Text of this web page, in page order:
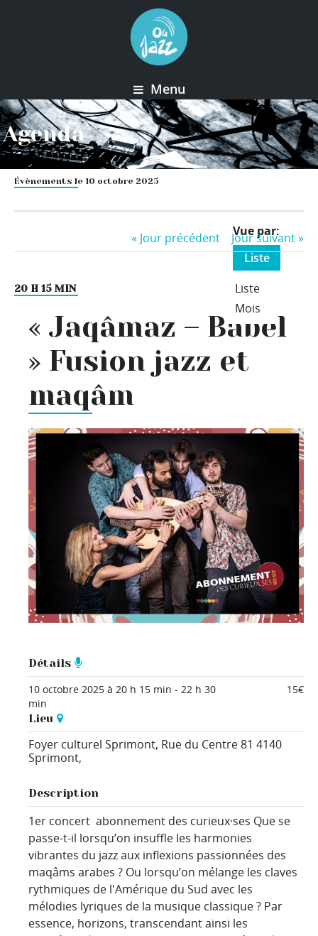
Menu
Agenda
Évènements le 10 octobre 2025
Event
Views
Navigation
Vue par
Liste
Liste
Mois
« Jour précédent Jour suivant»
20 H 15 MIN
« Jaqâmaz – Babel
» Fusion jazz et
maqâm
Détails
10 octobre 2025 à 20 h 15 min - 22 h 30
min
15€
Lieu
Foyer culturel Sprimont, Rue du Centre 81 4140
Sprimont,
Description
1er concert abonnement des curieux·ses Que se
passe-t-il lorsqu’on insuffle les harmonies
vibrantes du jazz aux inflexions passionnées des
maqâms arabes ? Ou lorsqu’on mélange les claves
rythmiques de l'Amérique du Sud avec les
mélodies lyriques de la musique classique ? Par
essence, horizons, transcendant ainsi les